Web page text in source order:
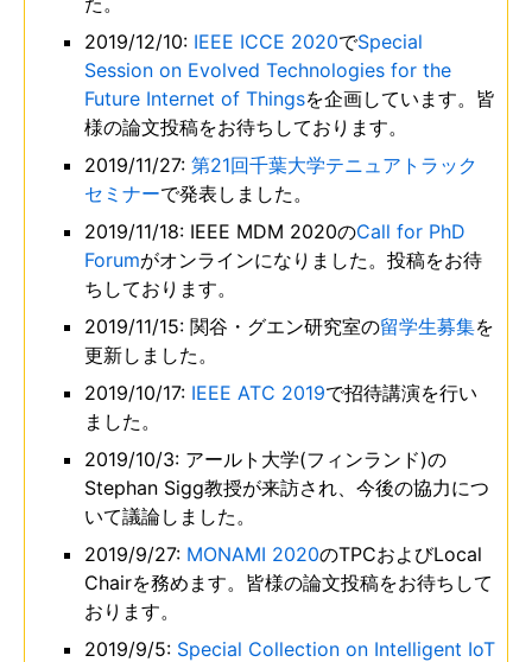
2019/12/10: IEEE ICCE 2020でSpecial
Session on Evolved Technologies for the
Future Internet of Thingsを企画しています。皆
様の論文投稿をお待ちしております。
2019/11/27: 第21回千葉大学テニュアトラック
セミナーで発表しました。
2019/11/18: IEEE MDM 2020のCall for PhD
Forumがオンラインになりました。投稿をお待
ちしております。
2019/11/15: 関谷・グエン研究室の留学生募集を
更新しました。
2019/10/17: IEEE ATC 2019で招待講演を行い
ました。
2019/10/3: アールト大学(フィンランド)の
Stephan Sigg教授が来訪され、今後の協力につ
いて議論しました。
2019/9/27: MONAMI 2020のTPCおよびLocal
Chairを務めます。皆様の論文投稿をお待ちして
おります。
2019/9/5: Special Collection on Intelligent IoT